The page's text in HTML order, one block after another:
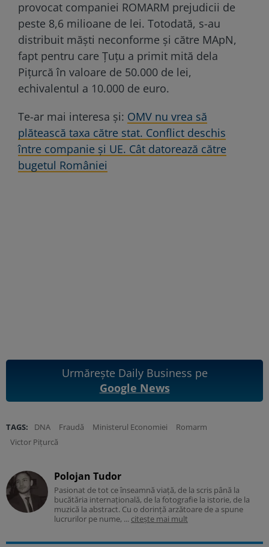
provocat companiei ROMARM prejudicii de
peste 8,6 milioane de lei. Totodată, s-au
distribuit măști neconforme și către MApN,
fapt pentru care Țuțu a primit mită dela
Pițurcă în valoare de 50.000 de lei,
echivalentul a 10.000 de euro.
Te-ar mai interesa și: OMV nu vrea să
plătească taxa către stat. Conflict deschis
între companie și UE. Cât datorează către
bugetul României
Urmărește Daily Business pe
Google News
TAGS: DNA Fraudă Ministerul Economiei
Romarm
Victor Pițurcă
Polojan Tudor
Pasionat de tot ce înseamnă viață, de la scris până la
bucătăria internațională, de la fotografie la istorie, de la
muzică la abstract. Cu o dorință arzătoare de a spune
lucrurilor pe nume, ... citește mai mult